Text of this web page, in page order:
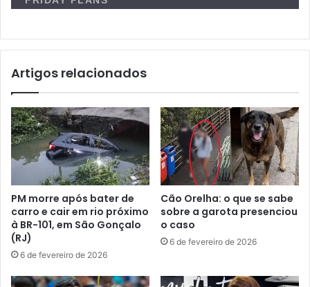
Artigos relacionados
PM morre após bater de
carro e cair em rio próximo
à BR-101, em São Gonçalo
(RJ)
6 de fevereiro de 2026
Cão Orelha: o que se sabe
sobre a garota presenciou
o caso
6 de fevereiro de 2026